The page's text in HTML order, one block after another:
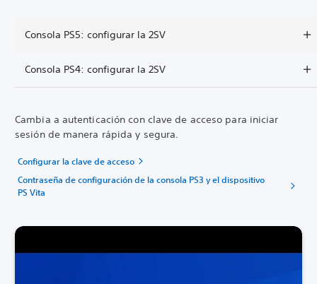
Consola PS5: configurar la 2SV
Consola PS4: configurar la 2SV
Cambia a autenticación con clave de acceso para iniciar
sesión de manera rápida y segura.
Configurar la clave de acceso
Contraseña de configuración de la consola PS3 y el dispositivo
PS Vita